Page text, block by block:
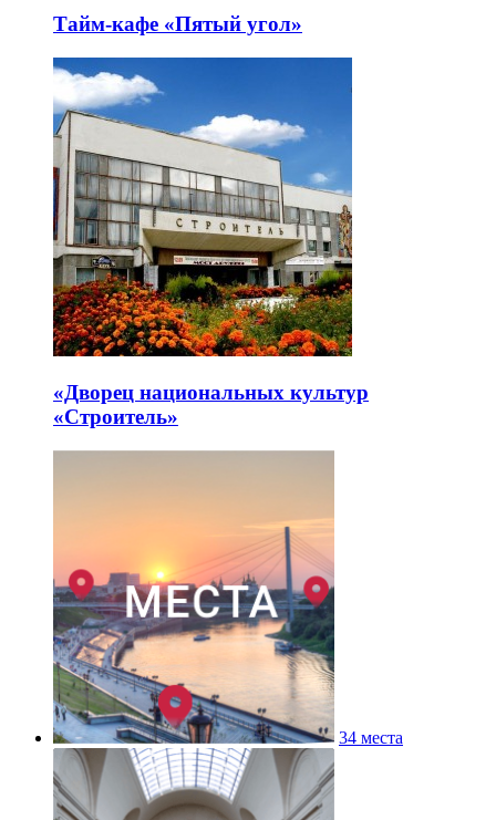
Тайм-кафе «Пятый угол»
«Дворец национальных культур
«Строитель»
34 места